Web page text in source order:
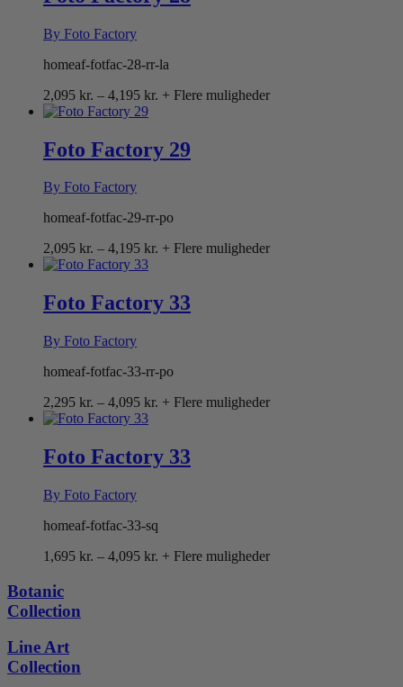
By Foto Factory
homeaf-fotfac-28-rr-la
2,095 kr. – 4,195 kr. Prisinterval:
4,195 kr.
+ Flere muligheder
Foto Factory 29
By Foto Factory
homeaf-fotfac-29-rr-po
2,095 kr. – 4,195 kr. Prisinterval:
4,195 kr.
+ Flere muligheder
Foto Factory 33
By Foto Factory
homeaf-fotfac-33-rr-po
2,295 kr. – 4,095 kr. Prisinterval:
4,095 kr.
+ Flere muligheder
Foto Factory 33
By Foto Factory
homeaf-fotfac-33-sq
1,695 kr. – 4,095 kr. Prisinterval:
+ Flere muligheder
Botanic
Collection
Line Art
Collection